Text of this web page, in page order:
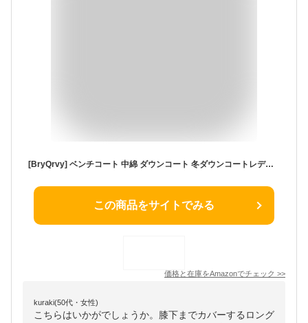
[BryQrvy] ベンチコート 中綿 ダウンコート 冬ダウンコートレディース ロングコート 中綿コート レディース 秋冬 フード付き 長め 膝下 大きいサイズ おしゃれ 中綿入り 厚手 アウター バイク アウトドア 防寒(M,ブラック)
この商品をサイトでみる
価格と在庫をAmazonでチェック >>
kuraki(50代・女性)
こちらはいかがでしょうか。膝下までカバーするロング